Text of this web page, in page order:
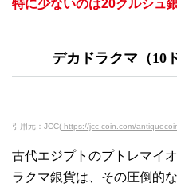
特に少ないのは20クルシュ
デカドラクマ（10
引用元：JCC( https://jcc-coin.com/
古代エジプトのプトレマイ
ラクマ銀貨は、その圧倒的